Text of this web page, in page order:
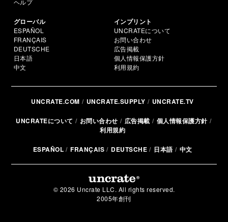
ヘルプ
グローバル
ESPAÑOL
FRANÇAIS
DEUTSCHE
日本語
中文
インプリント
UNCRATEについて
お問い合わせ
広告掲載
個人情報保護方針
利用規約
UNCRATE.COM UNCRATE.SUPPLY UNCRATE.TV
UNCRATEについて お問い合わせ 広告掲載
個人情報保護方針
利用規約
ESPAÑOL FRANÇAIS DEUTSCHE 日本語 中文
© 2026 Uncrate LLC. All rights reserved.
2005年創刊